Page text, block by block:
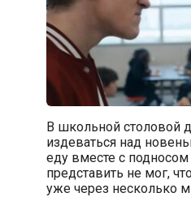
В школьной столовой
издеваться над
еду вместе с
представить не мог,
уже через несколько